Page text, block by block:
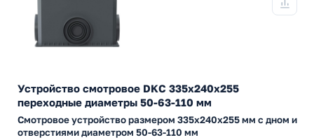
Устройство смотровое DKC 335х240х255
переходные диаметры 50-63-110 мм
Смотровое устройство размером 335х240х255 мм с дном и
отверстиями диаметром 50-63-110 мм